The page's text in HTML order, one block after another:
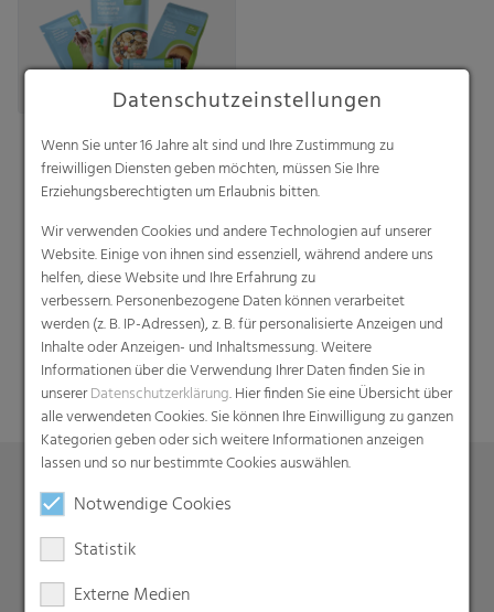
Folien.
Suche
Datenschutzeinstellungen
Wenn Sie unter 16 Jahre alt sind und Ihre Zustimmung zu
freiwilligen Diensten geben möchten, müssen Sie Ihre
Erziehungsberechtigten um Erlaubnis bitten.
Wir verwenden Cookies und andere Technologien auf unserer
Website. Einige von ihnen sind essenziell, während andere uns
helfen, diese Website und Ihre Erfahrung zu
verbessern. Personenbezogene Daten können verarbeitet
werden (z. B. IP-Adressen), z. B. für personalisierte Anzeigen und
Inhalte oder Anzeigen- und Inhaltsmessung. Weitere
Informationen über die Verwendung Ihrer Daten finden Sie in
unsererDatenschutzerklärung. Hier finden Sie eine Übersicht über
alle verwendeten Cookies. Sie können Ihre Einwilligung zu ganzen
Kategorien geben oder sich weitere Informationen anzeigen
lassen und so nur bestimmte Cookies auswählen.
Notwendige Cookies
Statistik
Externe Medien
Produkte
Barrierefolien
Compounds